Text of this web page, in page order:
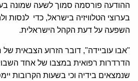
ההודעה פורסמה סמוך לשעה שמונה
בערוצי הטלוויזיה בישראל, כדי לנסות
השפעה על דעת הקהל הישראלית.
"אבו עוביידה", דובר הזרוע הצבאית
הדרדרות רפואית במצבו של אחד
שנמצאים בידיה וכי בשעות הקרובות